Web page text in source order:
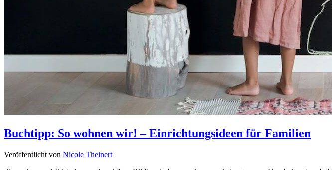
Buchtipp: So wohnen wir! – Einrichtungsideen für Familien
Veröffentlicht von Nicole Theinert